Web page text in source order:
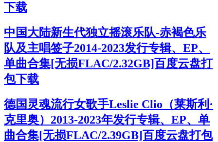
下载
中国大陆新生代独立摇滚乐队-赤褐色乐
队及主唱签子2014-2023发行专辑、EP、
单曲合集[无损FLAC/2.32GB]百度云盘打
包下载
德国灵魂流行女歌手Leslie Clio（莱斯利·
克里奥）2013-2023年发行专辑、EP、单
曲合集[无损FLAC/2.39GB]百度云盘打包